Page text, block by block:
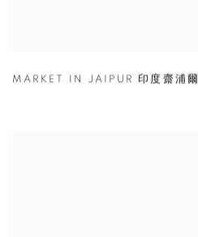
MARKET IN JAIPUR 印度齋浦爾